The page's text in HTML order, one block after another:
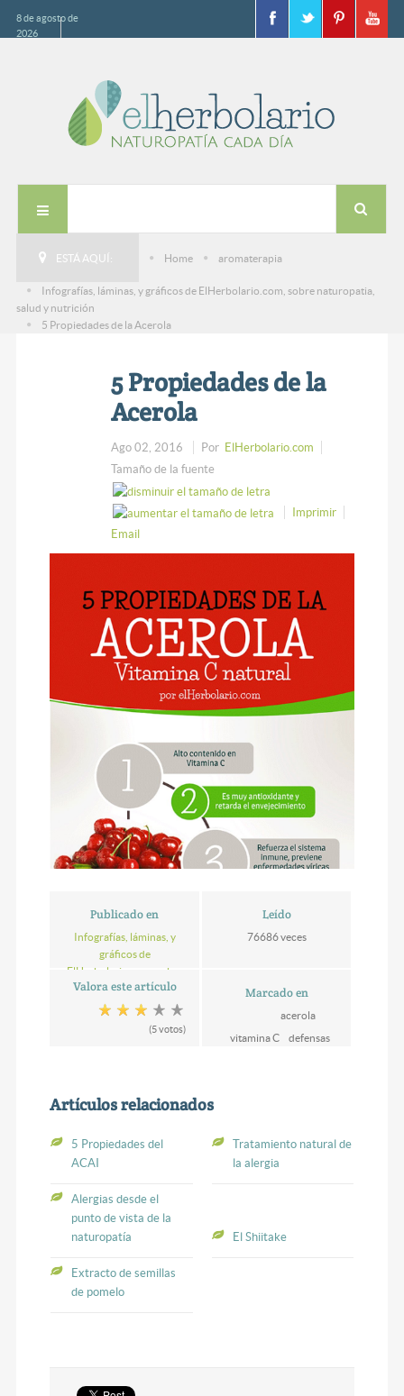
8 de agosto de
2026
ESTÁ AQUÍ: Home aromaterapia
Infografías, láminas, y gráficos de ElHerbolario.com, sobre naturopatia,
salud y nutrición
5 Propiedades de la Acerola
5 Propiedades de la
Acerola
Ago 02, 2016 Por ElHerbolario.com
Tamaño de la fuente
Imprimir
Email
Publicado en
Infografías, láminas, y
gráficos de
ElHerbolario.com, sobre
naturopatia, salud y
nutrición
Leído
76686 veces
Valora este artículo
(5 votos)
Marcado en
acerola
vitamina C
defensas
Artículos relacionados
5 Propiedades del
ACAI
Tratamiento natural de
la alergia
Alergias desde el
punto de vista de la
naturopatía
El Shiitake
Extracto de semillas
de pomelo